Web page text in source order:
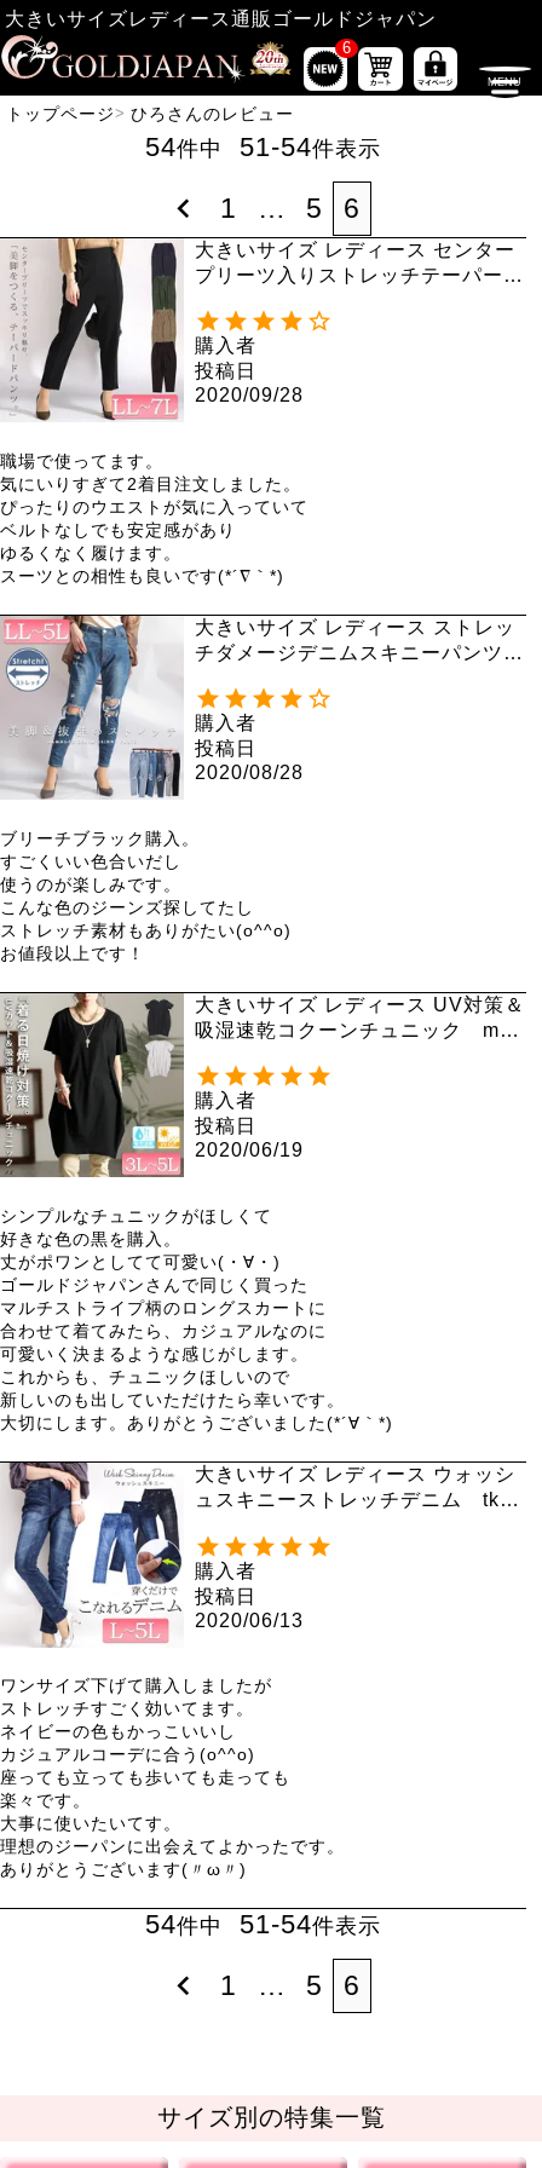
大きいサイズレディース通販ゴールドジャパン
6
トップページ ひろさんのレビュー
54件中 51-54件表示
1 … 5 6
大きいサイズ レディース センター
プリーツ入りストレッチテーパード
購入者
投稿日
2020/09/28
職場で使ってます。
気にいりすぎて2着目注文しました。
ぴったりのウエストが気に入っていて
ベルトなしでも安定感があり
ゆるくなく履けます。
スーツとの相性も良いです(*´∇｀*)
大きいサイズ レディース ストレッ
チダメージデニムスキニーパンツ
購入者
投稿日
2020/08/28
ブリーチブラック購入。
すごくいい色合いだし
使うのが楽しみです。
こんな色のジーンズ探してたし
ストレッチ素材もありがたい(o^^o)
お値段以上です！
大きいサイズ レディース UV対策＆
吸湿速乾コクーンチュニック map
購入者
投稿日
2020/06/19
シンプルなチュニックがほしくて
好きな色の黒を購入。
丈がポワンとしてて可愛い(・∀・)
ゴールドジャパンさんで同じく買った
マルチストライプ柄のロングスカートに
合わせて着てみたら、カジュアルなのに
可愛いく決まるような感じがします。
これからも、チュニックほしいので
新しいのも出していただけたら幸いです。
大切にします。ありがとうございました(*´∀｀*)
大きいサイズ レディース ウォッシ
ュスキニーストレッチデニム tkb-
購入者
投稿日
2020/06/13
ワンサイズ下げて購入しましたが
ストレッチすごく効いてます。
ネイビーの色もかっこいいし
カジュアルコーデに合う(o^^o)
座っても立っても歩いても走っても
楽々です。
大事に使いたいてす。
理想のジーパンに出会えてよかったです。
ありがとうございます(〃ω〃)
54件中 51-54件表示
1 … 5 6
サイズ別の特集一覧